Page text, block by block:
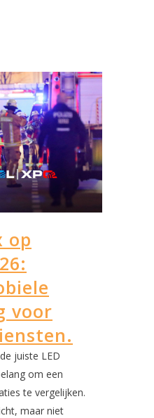
op
voor
juiste LED
om een
te vergelijken.
maar niet